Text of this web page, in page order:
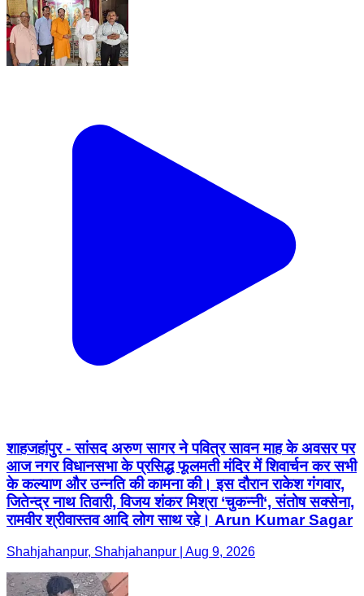
शाहजहांपुर - सांसद अरुण सागर ने पवित्र सावन माह के अवसर पर
आज नगर विधानसभा के प्रसिद्ध फूलमती मंदिर में शिवार्चन कर सभी
के कल्याण और उन्नति की कामना की। इस दौरान राकेश गंगवार,
जितेन्द्र नाथ तिवारी, विजय शंकर मिश्रा ‘चुकन्नी‘, संतोष सक्सेना,
रामवीर श्रीवास्तव आदि लोग साथ रहे। Arun Kumar Sagar
Shahjahanpur, Shahjahanpur | Aug 9, 2026